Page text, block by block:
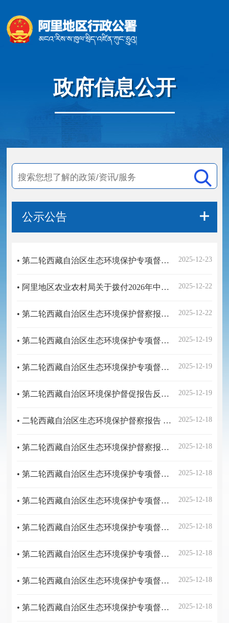
政府信息公开
公示公告
2025-12-23
• 第二轮西藏自治区生态环境保护专项督察报告 反馈意见（4-2-2）整改措施 完成情况公示表
2025-12-22
• ​阿里地区农业农村局关于拨付2026年中央财政衔接推进乡村振兴补助资金的公示
2025-12-22
• 第二轮西藏自治区生态环境保护督察报告反馈意见（6-1）整改措施完成情况公示表
2025-12-19
• 第二轮西藏自治区生态环境保护专项督察报告反馈意见（1-1-1）、（1-1-2）、（1-1-3）整改措施完成情况公示表
2025-12-19
• 第二轮西藏自治区生态环境保护专项督察报告 反馈意见（4-1-3）整改措施 完成情况公示表
2025-12-19
• 第二轮西藏自治区环境保护督促报告反馈意见（16-01、02、03）整改公示表
2025-12-18
• 二轮西藏自治区生态环境保护督察报告 反馈意见（13-1）整改措施完成 情况公示表
2025-12-18
• 第二轮西藏自治区生态环境保护督察报告 反馈意见（10-1）整改措施完成 情况公示表
2025-12-18
• 第二轮西藏自治区生态环境保护专项督察报告 反馈意见（6-2-3）整改措施 完成情况公示表
2025-12-18
• 第二轮西藏自治区生态环境保护专项督察报告 反馈意见（6-1-4）整改措施 完成情况公示表
2025-12-18
• 第二轮西藏自治区生态环境保护专项督察报告 反馈意见（6-1-3）整改措施 完成情况公示表
2025-12-18
• 第二轮西藏自治区生态环境保护专项督察报告 反馈意见（6-1-2）整改措施 完成情况公示表
2025-12-18
• 第二轮西藏自治区生态环境保护专项督察报告 反馈意见（6-1-1）整改措施 完成情况公示表
2025-12-18
• 第二轮西藏自治区生态环境保护专项督察报告 反馈意见（5-1-1）整改措施 完成情况公示表